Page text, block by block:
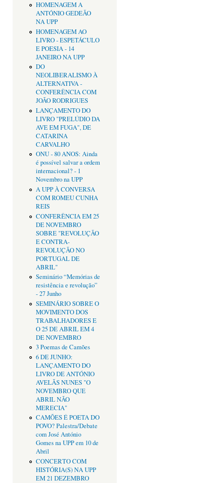
HOMENAGEM A
ANTÓNIO GEDEÃO
NA UPP
HOMENAGEM AO
LIVRO - ESPETÁCULO
E POESIA - 14
JANEIRO NA UPP
DO
NEOLIBERALISMO À
ALTERNATIVA -
CONFERÊNCIA COM
JOÃO RODRIGUES
LANÇAMENTO DO
LIVRO "PRELÚDIO DA
AVE EM FUGA", DE
CATARINA
CARVALHO
ONU - 80 ANOS: Ainda
é possível salvar a ordem
internacional? - 1
Novembro na UPP
A UPP À CONVERSA
COM ROMEU CUNHA
REIS
CONFERÊNCIA EM 25
DE NOVEMBRO
SOBRE "REVOLUÇÃO
E CONTRA-
REVOLUÇÃO NO
PORTUGAL DE
ABRIL"
Seminário “Memórias de
resistência e revolução”
- 27 Junho
SEMINÁRIO SOBRE O
MOVIMENTO DOS
TRABALHADORES E
O 25 DE ABRIL EM 4
DE NOVEMBRO
3 Poemas de Camões
6 DE JUNHO:
LANÇAMENTO DO
LIVRO DE ANTÓNIO
AVELÃS NUNES "O
NOVEMBRO QUE
ABRIL NÃO
MERECIA"
CAMÕES É POETA DO
POVO? Palestra/Debate
com José António
Gomes na UPP em 10 de
Abril
CONCERTO COM
HISTÓRIA(S) NA UPP
EM 21 DEZEMBRO